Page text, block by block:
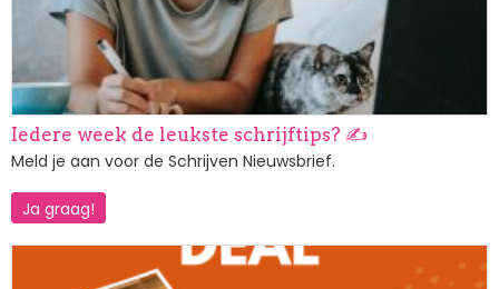
Iedere week de leukste schrijftips? ✍️
Meld je aan voor de Schrijven Nieuwsbrief.
Ja graag!